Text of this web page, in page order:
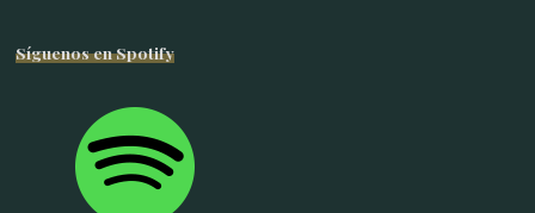
Síguenos en Spotify